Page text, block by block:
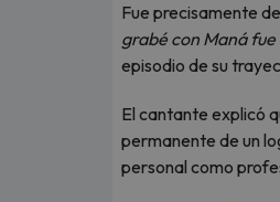
Fue precisamente
grabé con Maná
episodio de su
El cantante explicó
permanente de un
personal como